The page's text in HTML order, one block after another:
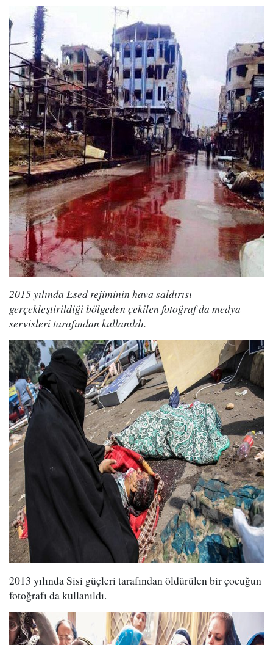
2015 yılında Esed rejiminin hava saldırısı
gerçekleştirildiği bölgeden çekilen fotoğraf da medya
servisleri tarafından kullanıldı.
2013 yılında Sisi güçleri tarafından öldürülen bir çocuğun
fotoğrafı da kullanıldı.